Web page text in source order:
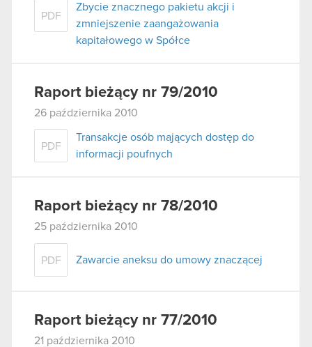
PDF
Zbycie znacznego pakietu akcji i
zmniejszenie zaangażowania
kapitałowego w Spółce
Raport bieżący nr 79/2010
26 października 2010
PDF
Transakcje osób mających dostęp do
informacji poufnych
Raport bieżący nr 78/2010
25 października 2010
PDF Zawarcie aneksu do umowy znaczącej
Raport bieżący nr 77/2010
21 października 2010